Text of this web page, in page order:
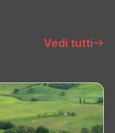
Vedi tutti